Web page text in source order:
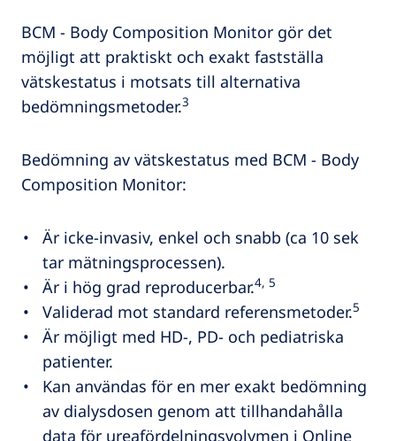
BCM - Body Composition Monitor gör det
möjligt att praktiskt och exakt fastställa
vätskestatus i motsats till alternativa
bedömningsmetoder.3
Bedömning av vätskestatus med BCM - Body
Composition Monitor:
Är icke-invasiv, enkel och snabb (ca 10 sek
tar mätningsprocessen).
Är i hög grad reproducerbar.4, 5
Validerad mot standard referensmetoder.5
Är möjligt med HD-, PD- och pediatriska
patienter.
Kan användas för en mer exakt bedömning
av dialysdosen genom att tillhandahålla
data för ureafördelningsvolymen i Online